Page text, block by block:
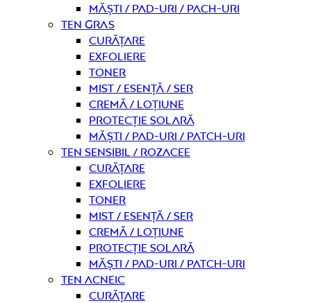
Măști / Pad-uri / Pach-uri
Ten gras
curățare
Exfoliere
Toner
Mist / Esență / Ser
Cremă / Loțiune
Protecție solară
Măști / Pad-uri / Patch-uri
Ten sensibil / rozacee
curățare
Exfoliere
Toner
Mist / Esență / Ser
Cremă / Loțiune
Protecție solară
Măști / Pad-uri / Patch-uri
Ten acneic
curățare